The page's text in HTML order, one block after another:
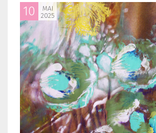
10
MAI
2025